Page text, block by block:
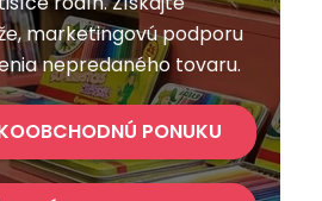
marketingovú podporu
nepredaného tovaru.
PONUKU